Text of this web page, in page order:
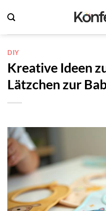
Inhalt
springen
DIY
Kreative Ideen
Lätzchen zur